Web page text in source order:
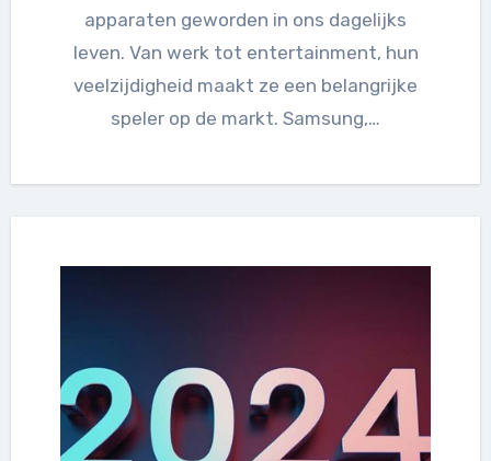
apparaten geworden in ons dagelijks
leven. Van werk tot entertainment, hun
veelzijdigheid maakt ze een belangrijke
speler op de markt. Samsung,…